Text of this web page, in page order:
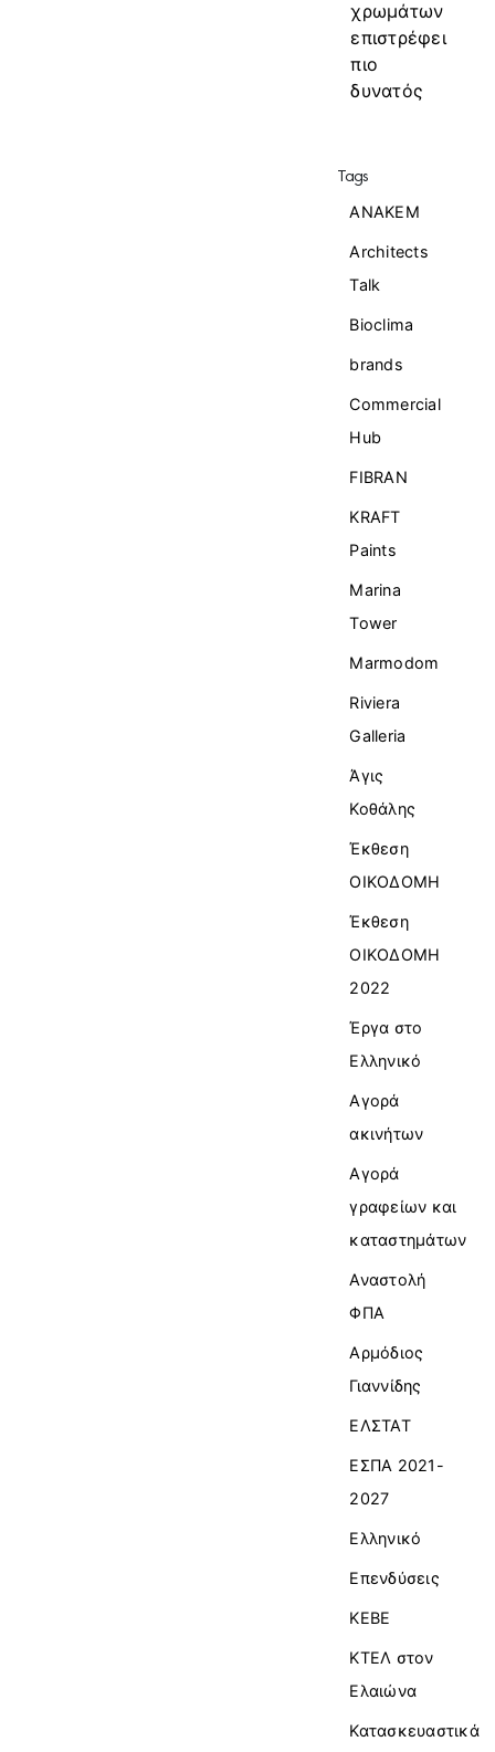
χρωμάτων
επιστρέφει
πιο
δυνατός
Tags
ANAKEM
Architects
Talk
Bioclima
brands
Commercial
Ηub
FIBRAN
KRAFT
Paints
Marina
Tower
Marmodom
Riviera
Galleria
Άγις
Κοθάλης
Έκθεση
ΟΙΚΟΔΟΜΗ
Έκθεση
ΟΙΚΟΔΟΜΗ
2022
Έργα στο
Ελληνικό
Αγορά
ακινήτων
Αγορά
γραφείων και
καταστημάτων
Αναστολή
ΦΠΑ
Αρμόδιος
Γιαννίδης
ΕΛΣΤΑΤ
ΕΣΠΑ 2021-
2027
Ελληνικό
Επενδύσεις
ΚΕΒΕ
ΚΤΕΛ στον
Ελαιώνα
Κατασκευαστικά